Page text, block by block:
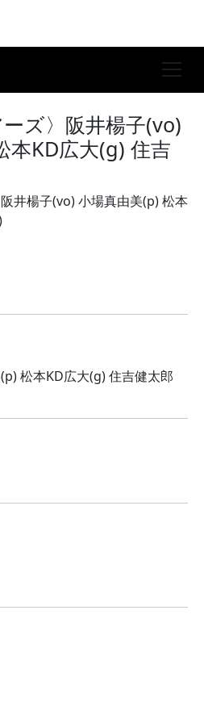
ーズ〉阪井楊子(vo)
本KD広大(g) 住吉
松本KD広大(g) 住吉健太郎